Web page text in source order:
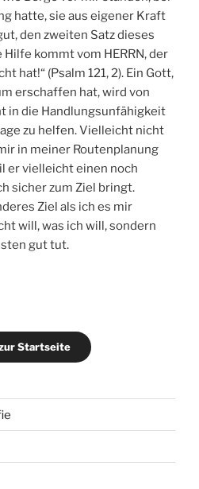
hatte, sie aus eigener Kraft
den zweiten Satz dieses
Hilfe kommt vom HERRN, der
hat!“ (Psalm 121, 2). Ein Gott,
erschaffen hat, wird von
in die Handlungsunfähigkeit
zu helfen. Vielleicht nicht
in meiner Routenplanung
er vielleicht einen noch
sicher zum Ziel bringt.
Ziel als ich es mir
will, was ich will, sondern
gut tut.
Startseite